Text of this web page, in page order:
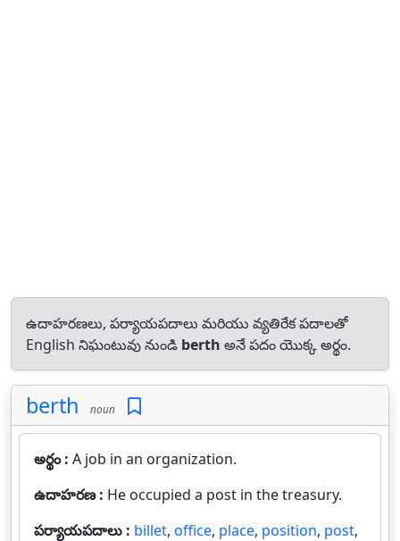
ఉదాహరణలు, పర్యాయపదాలు మరియు వ్యతిరేక పదాలతో
English నిఘంటువు నుండి berth అనే పదం యొక్క అర్థం.
berth noun
అర్థం : A job in an organization.
ఉదాహరణ : He occupied a post in the treasury.
పర్యాయపదాలు : billet, office, place, position, post,